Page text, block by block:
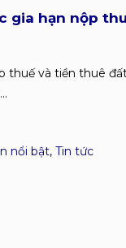
gia hạn nộp
thuế và tiền thuê
nổi bật, Tin tức